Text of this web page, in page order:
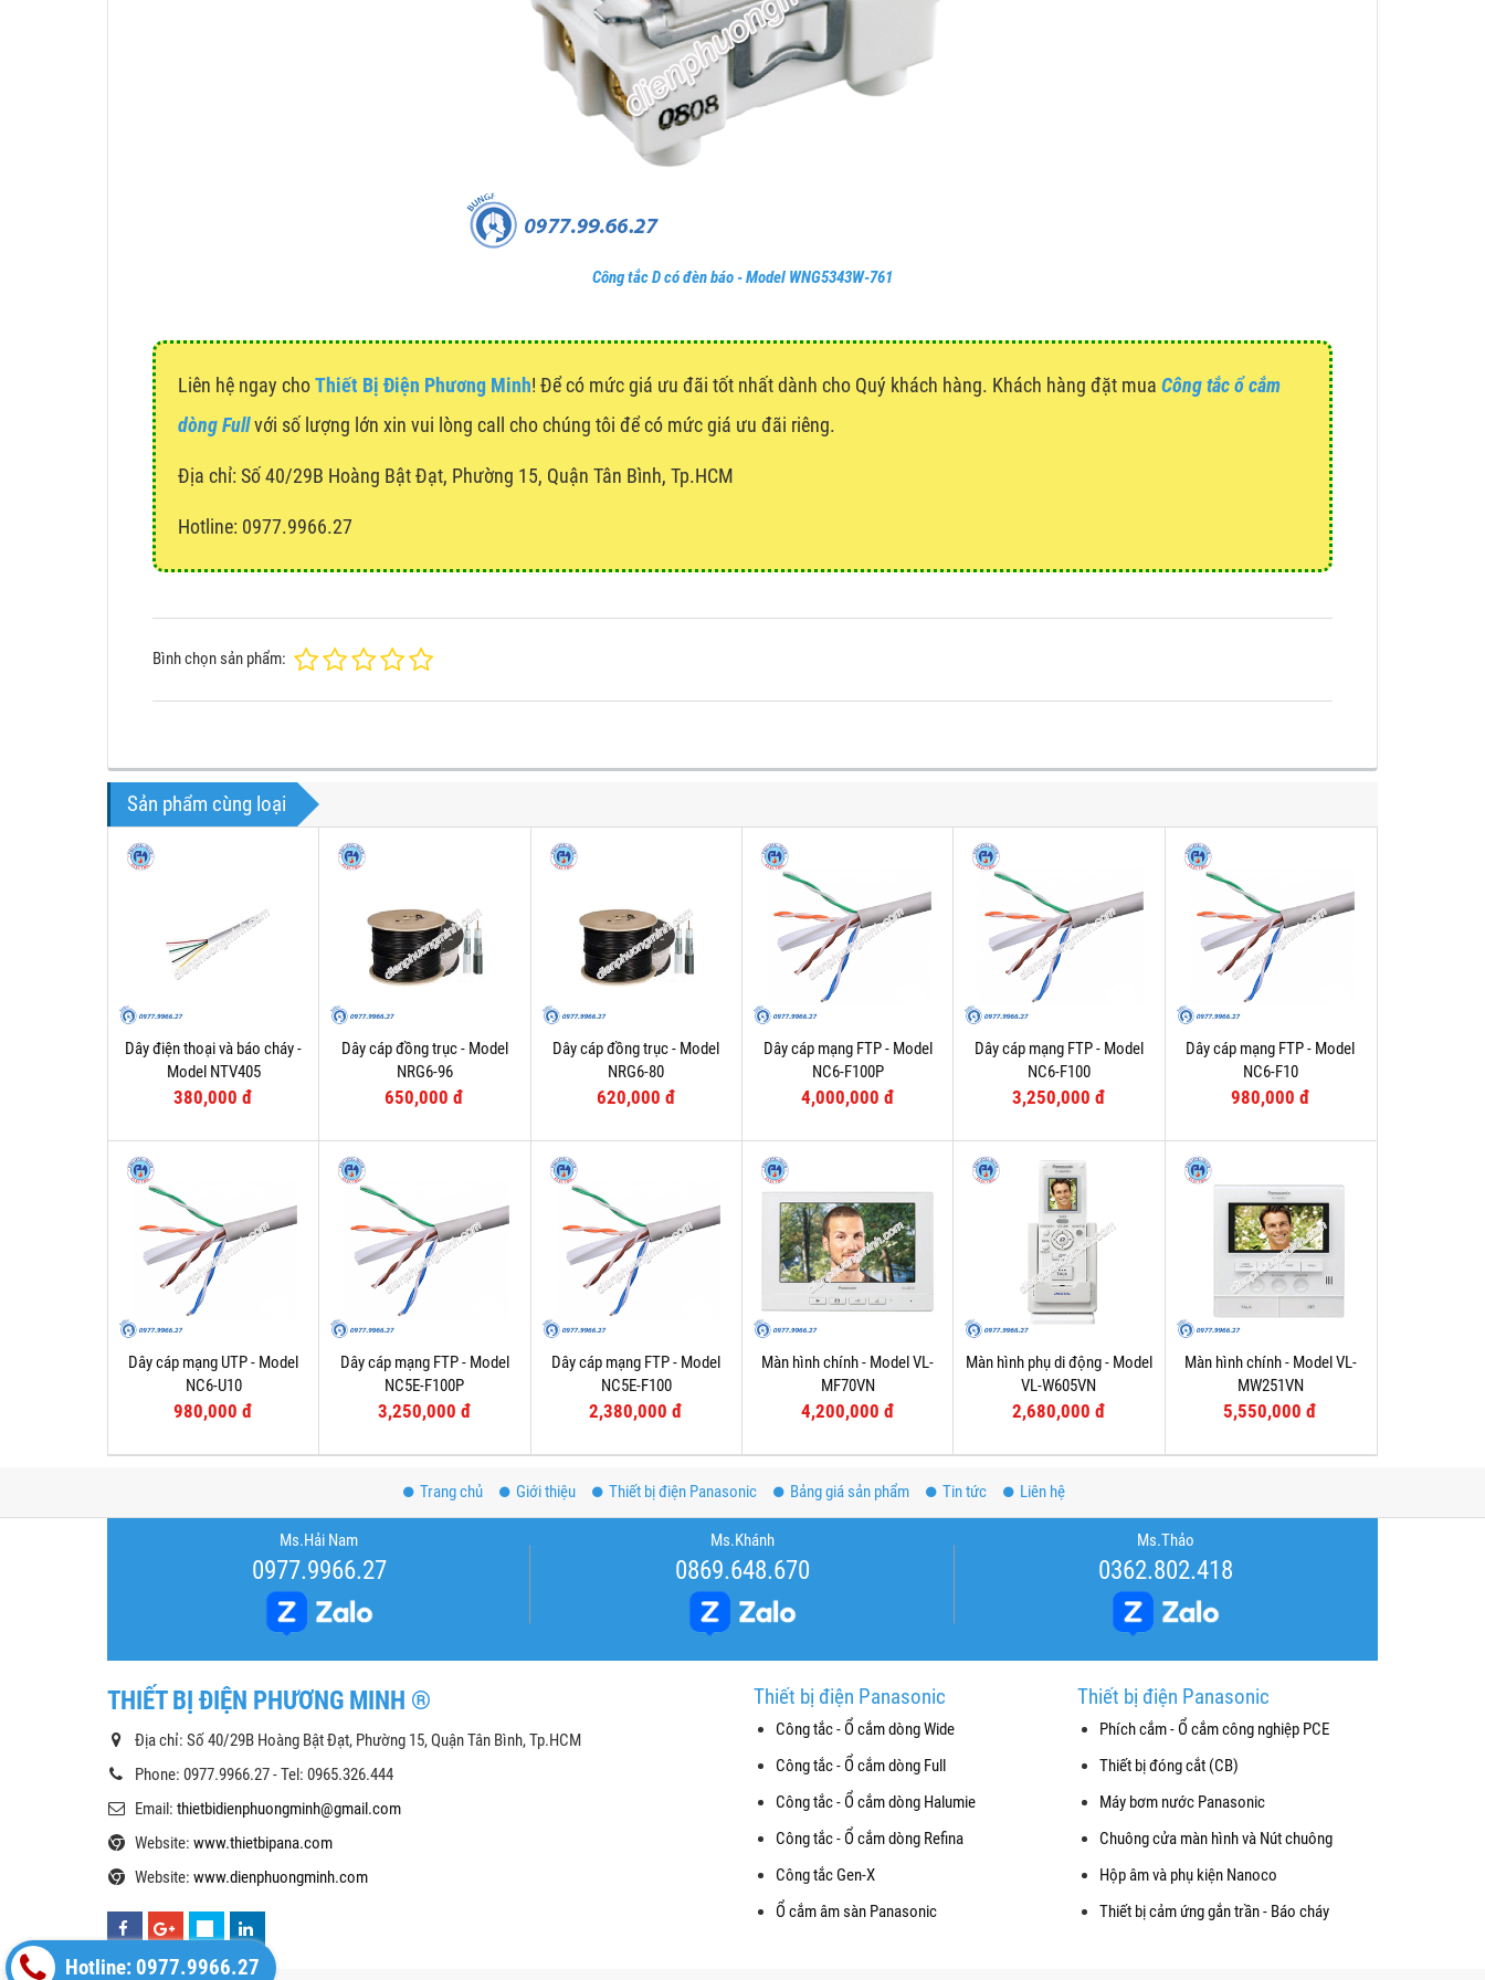
Công tắc D có đèn báo - Model WNG5343W-761
Liên hệ ngay choThiết Bị Điện Phương Minh! Để có mức giá ưu đãi tốt nhất dành cho Quý khách hàng. Khách hàng đặt mua Công tắc ổ cắm
dòng Fullvới số lượng lớn xin vui lòng call cho chúng tôi để có mức giá ưu đãi riêng.
Địa chỉ: Số 40/29B Hoàng Bật Đạt, Phường 15, Quận Tân Bình, Tp.HCM
Hotline: 0977.9966.27
Bình chọn sản phẩm:
Sản phẩm cùng loại
Dây điện thoại và báo cháy -
Model NTV405
380,000 đ
Dây cáp đồng trục - Model
NRG6-96
650,000 đ
Dây cáp đồng trục - Model
NRG6-80
620,000 đ
Dây cáp mạng FTP - Model
NC6-F100P
4,000,000 đ
Dây cáp mạng FTP - Model
NC6-F100
3,250,000 đ
Dây cáp mạng FTP - Model
NC6-F10
980,000 đ
Dây cáp mạng UTP - Model
NC6-U10
980,000 đ
Dây cáp mạng FTP - Model
NC5E-F100P
3,250,000 đ
Dây cáp mạng FTP - Model
NC5E-F100
2,380,000 đ
Màn hình chính - Model VL-
MF70VN
4,200,000 đ
Màn hình phụ di động - Model
VL-W605VN
2,680,000 đ
Màn hình chính - Model VL-
MW251VN
5,550,000 đ
Trang chủ Giới thiệu Thiết bị điện Panasonic Bảng giá sản phẩm Tin tức Liên hệ
Ms.Hải Nam
0977.9966.27
Ms.Khánh
0869.648.670
Ms.Thảo
0362.802.418
THIẾT BỊ ĐIỆN PHƯƠNG MINH ®
Địa chỉ: Số 40/29B Hoàng Bật Đạt, Phường 15, Quận Tân Bình, Tp.HCM
Phone: 0977.9966.27 - Tel: 0965.326.444
Email: thietbidienphuongminh@gmail.com
Website: www.thietbipana.com
Website: www.dienphuongminh.com
Thiết bị điện Panasonic
Công tắc - Ổ cắm dòng Wide
Công tắc - Ổ cắm dòng Full
Công tắc - Ổ cắm dòng Halumie
Công tắc - Ổ cắm dòng Refina
Công tắc Gen-X
Ổ cắm âm sàn Panasonic
Thiết bị điện Panasonic
Phích cắm - Ổ cắm công nghiệp PCE
Thiết bị đóng cắt (CB)
Máy bơm nước Panasonic
Chuông cửa màn hình và Nút chuông
Hộp âm và phụ kiện Nanoco
Thiết bị cảm ứng gắn trần - Báo cháy
Hotline: 0977.9966.27